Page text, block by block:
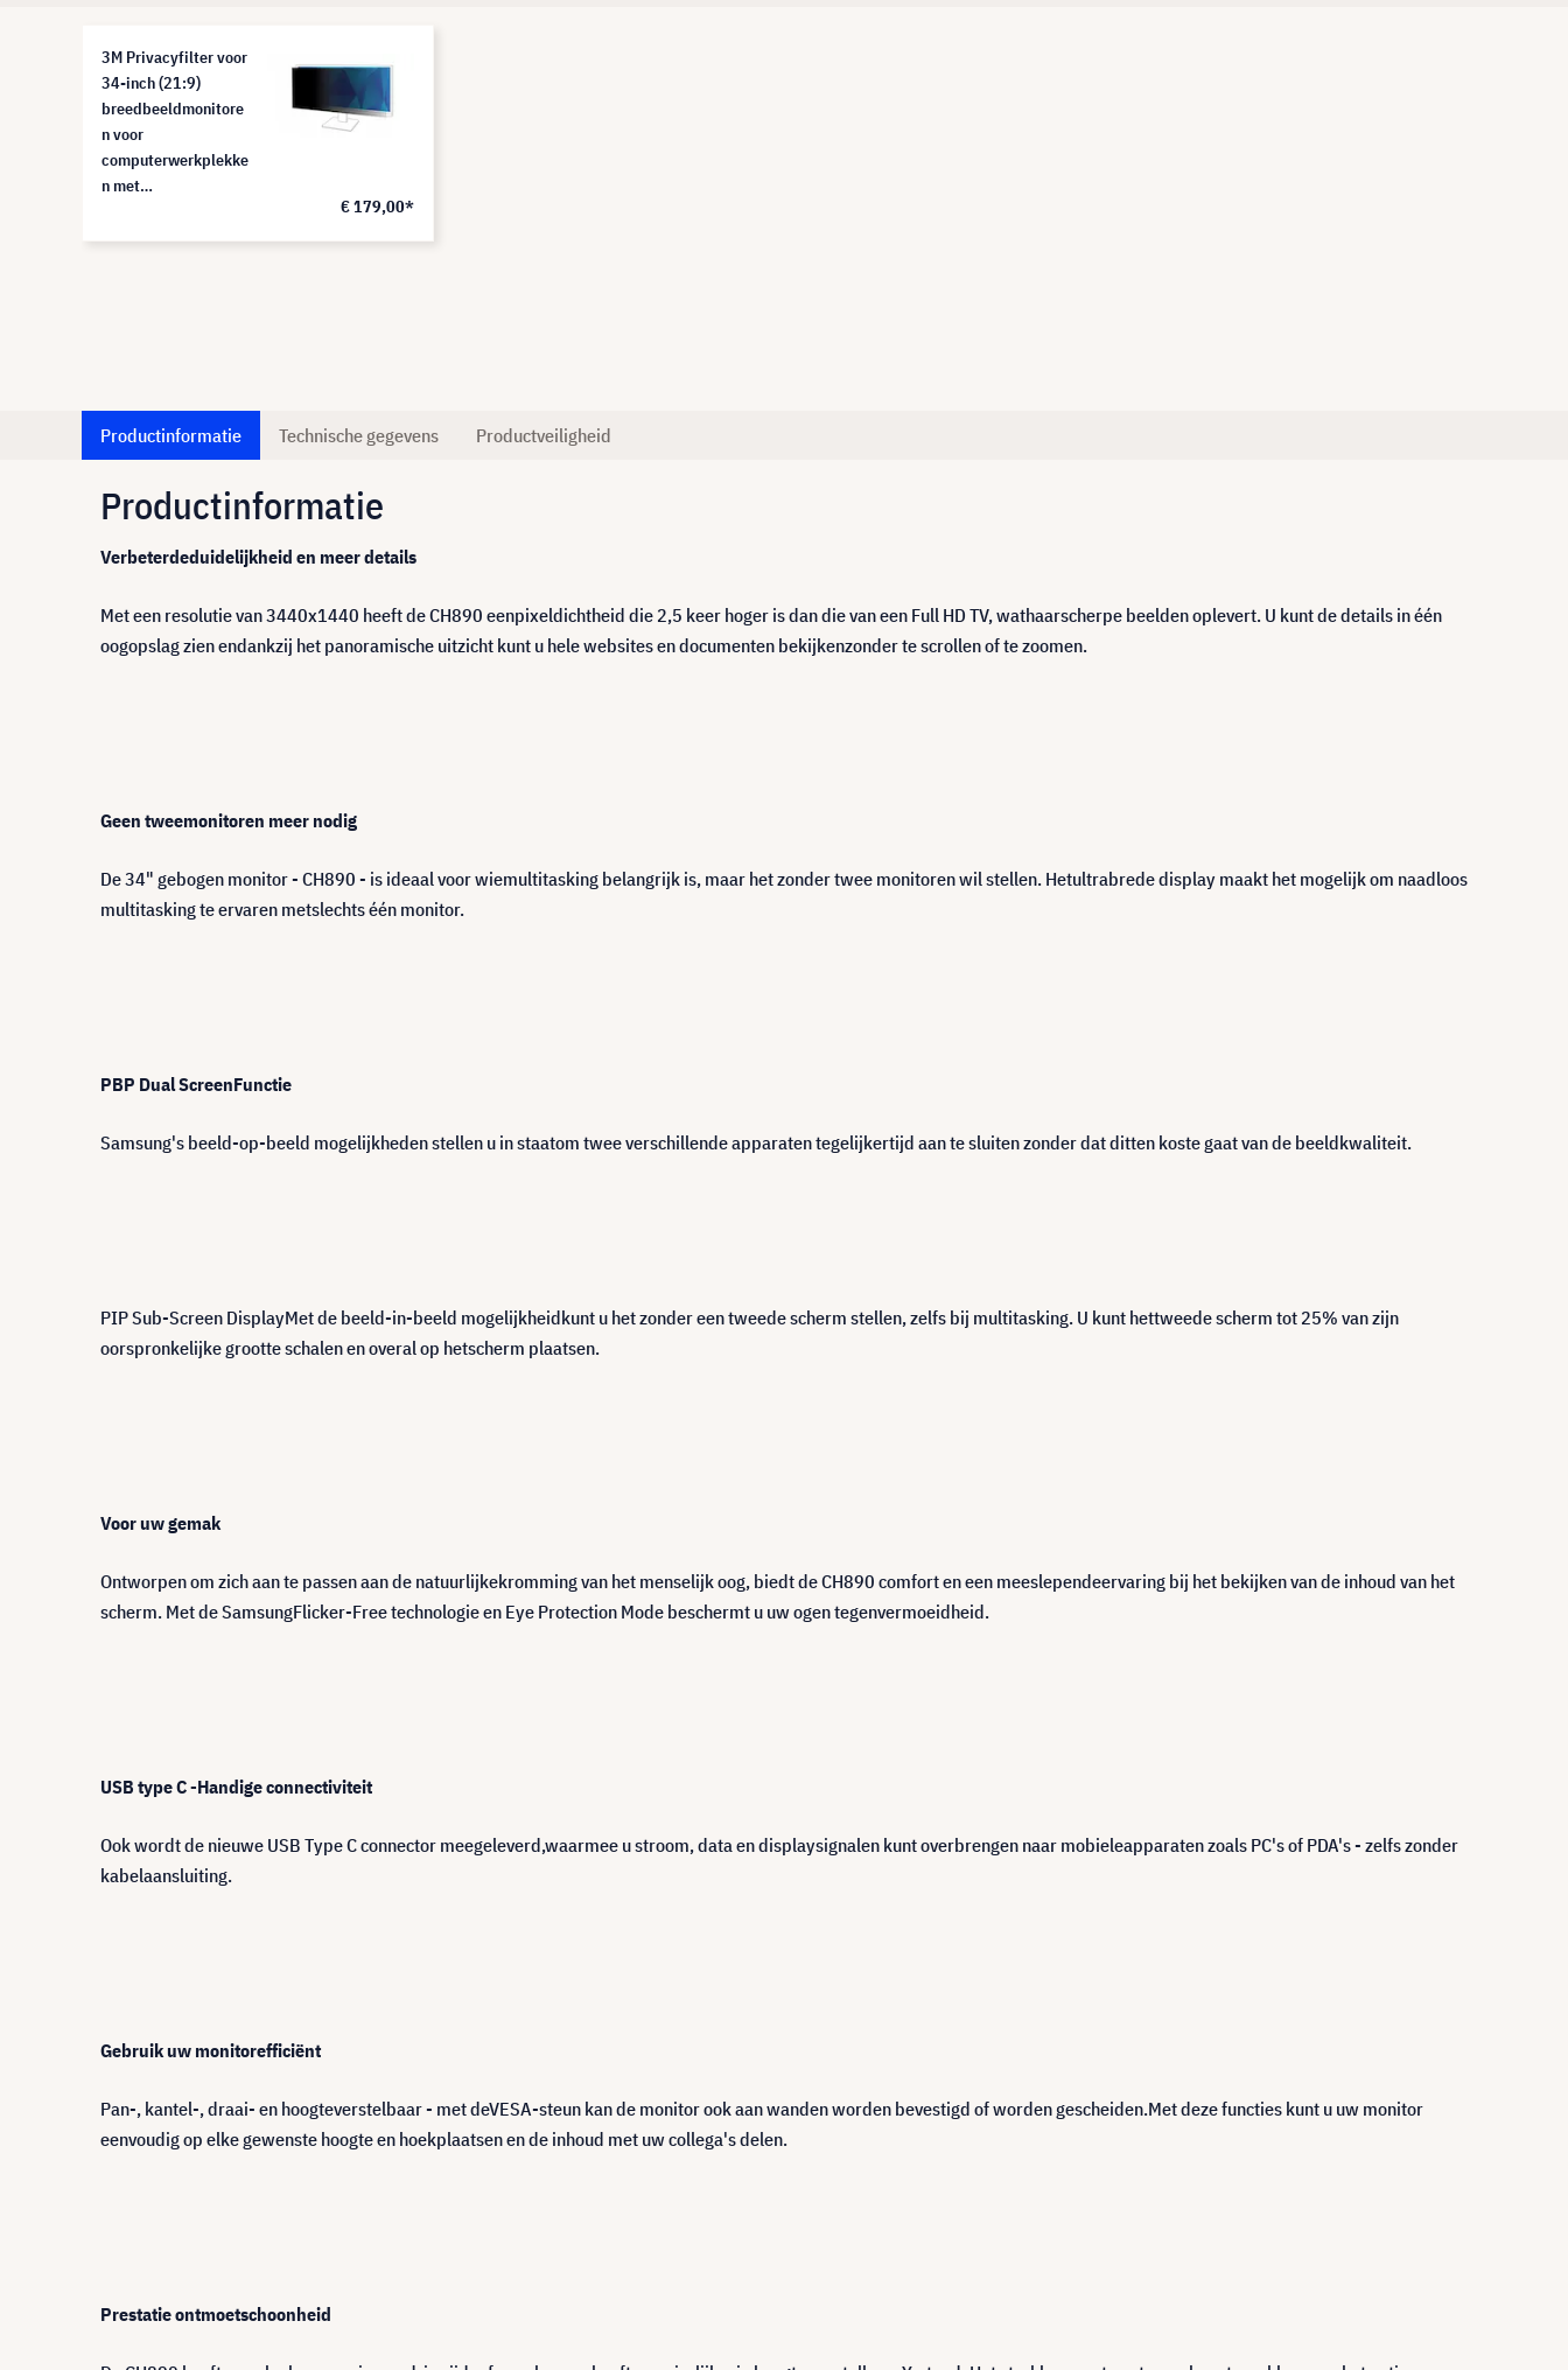
3M Privacyfilter voor
34-inch (21:9)
breedbeeldmonitore
n voor
computerwerkplekke
n met
PF340W2B
€ 179,00*
Productinformatie Technische gegevens Productveiligheid
Productinformatie
Verbeterdeduidelijkheid en meer details
Met een resolutie van 3440x1440 heeft de CH890 eenpixeldichtheid die 2,5 keer hoger is dan die van een Full HD TV, wathaarscherpe beelden oplevert. U kunt de details in één
oogopslag zien endankzij het panoramische uitzicht kunt u hele websites en documenten bekijkenzonder te scrollen of te zoomen.
Geen tweemonitoren meer nodig
De 34" gebogen monitor - CH890 - is ideaal voor wiemultitasking belangrijk is, maar het zonder twee monitoren wil stellen. Hetultrabrede display maakt het mogelijk om naadloos
multitasking te ervaren metslechts één monitor.
PBP Dual ScreenFunctie
Samsung's beeld-op-beeld mogelijkheden stellen u in staatom twee verschillende apparaten tegelijkertijd aan te sluiten zonder dat ditten koste gaat van de beeldkwaliteit.
PIP Sub-Screen DisplayMet de beeld-in-beeld mogelijkheidkunt u het zonder een tweede scherm stellen, zelfs bij multitasking. U kunt hettweede scherm tot 25% van zijn
oorspronkelijke grootte schalen en overal op hetscherm plaatsen.
Voor uw gemak
Ontworpen om zich aan te passen aan de natuurlijkekromming van het menselijk oog, biedt de CH890 comfort en een meeslependeervaring bij het bekijken van de inhoud van het
scherm. Met de SamsungFlicker-Free technologie en Eye Protection Mode beschermt u uw ogen tegenvermoeidheid.
USB type C -Handige connectiviteit
Ook wordt de nieuwe USB Type C connector meegeleverd,waarmee u stroom, data en displaysignalen kunt overbrengen naar mobieleapparaten zoals PC's of PDA's - zelfs zonder
kabelaansluiting.
Gebruik uw monitorefficiënt
Pan-, kantel-, draai- en hoogteverstelbaar - met deVESA-steun kan de monitor ook aan wanden worden bevestigd of worden gescheiden.Met deze functies kunt u uw monitor
eenvoudig op elke gewenste hoogte en hoekplaatsen en de inhoud met uw collega's delen.
Prestatie ontmoetschoonheid